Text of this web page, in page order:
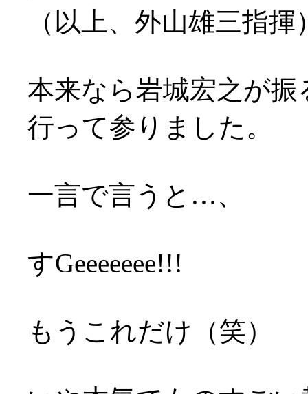
（以上、外山雄三指揮
本来なら岩城宏之が
行って参りました。
一言で言うと…、
すGeeeeeee!!!
もうこれだけ（笑）